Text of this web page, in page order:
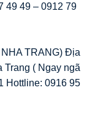
49 49 – 0912 79
TRANG) Địa
( Ngay ngã
Hottline: 0916 95